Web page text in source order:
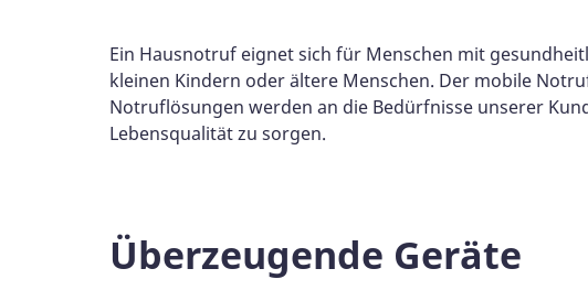
Ein Hausnotruf eignet sich für Menschen mit
kleinen Kindern oder ältere Menschen. Der mobile
Notruflösungen werden an die Bedürfnisse unserer
Lebensqualität zu sorgen.
Überzeugende Geräte